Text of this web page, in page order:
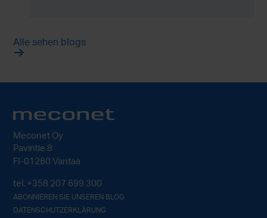
Alle sehen blogs
Meconet Oy
Pavintie 8
FI-01260 Vantaa
tel. +358 207 699 300
ABONNIEREN SIE UNSEREN BLOG
DATENSCHUTZERKLÄRUNG